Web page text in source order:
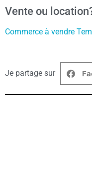
Vente ou
Commerce à vendre
Je partage sur